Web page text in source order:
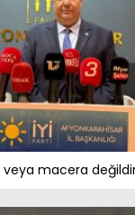
veya macera